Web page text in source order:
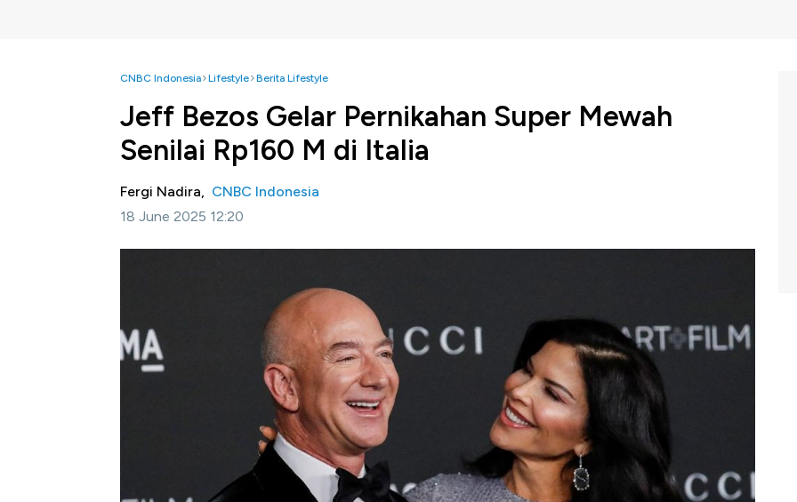
CNBC Indonesia Lifestyle Berita Lifestyle
Jeff Bezos Gelar Pernikahan Super Mewah
Senilai Rp160 M di Italia
Fergi Nadira, CNBC Indonesia
18 June 2025 12:20